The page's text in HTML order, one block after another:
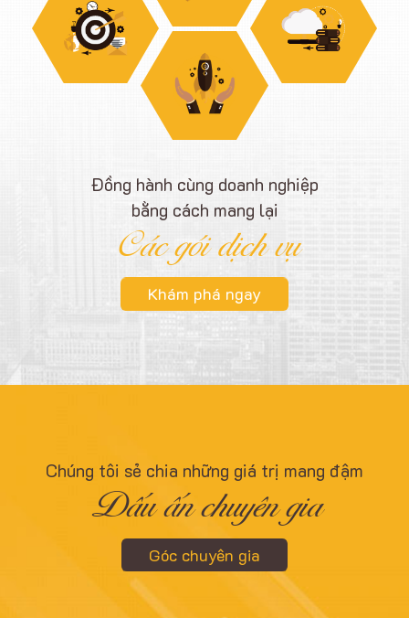
Đồng hành cùng doanh nghiệp
bằng cách mang lại
Các gói dịch vụ
Khám phá ngay
Chúng tôi sẻ chia những giá trị mang đậm
Dấu ấn chuyên gia
Góc chuyên gia